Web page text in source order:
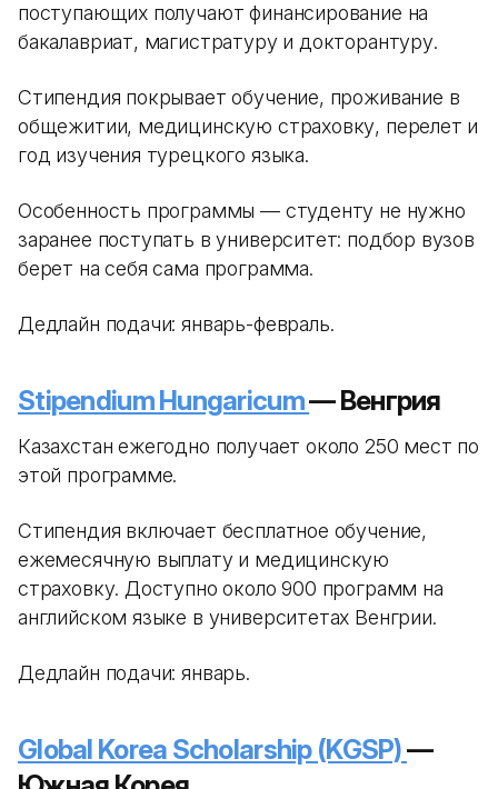
поступающих получают финансирование на
бакалавриат, магистратуру и докторантуру.
Стипендия покрывает обучение, проживание в
общежитии, медицинскую страховку, перелет и
год изучения турецкого языка.
Особенность программы — студенту не нужно
заранее поступать в университет: подбор вузов
берет на себя сама программа.
Дедлайн подачи: январь-февраль.
Stipendium Hungaricum— Венгрия
Казахстан ежегодно получает около 250 мест по
этой программе.
Стипендия включает бесплатное обучение,
ежемесячную выплату и медицинскую
страховку. Доступно около 900 программ на
английском языке в университетах Венгрии.
Дедлайн подачи: январь.
Global Korea Scholarship (KGSP)—